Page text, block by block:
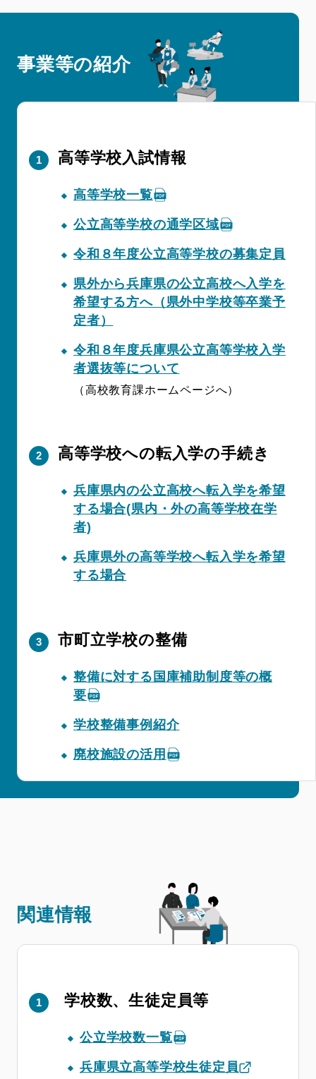
事業等の紹介
高等学校入試情報
高等学校一覧
公立高等学校の通学区域
令和８年度公立高等学校の募集定員
県外から兵庫県の公立高校へ入学を
希望する方へ（県外中学校等卒業予
定者）
令和８年度兵庫県公立高等学校入学
者選抜等について
（高校教育課ホームページへ）
高等学校への転入学の手続き
兵庫県内の公立高校へ転入学を希望
する場合(県内・外の高等学校在学
者)
兵庫県外の高等学校へ転入学を希望
する場合
市町立学校の整備
整備に対する国庫補助制度等の概
要
学校整備事例紹介
廃校施設の活用
関連情報
学校数、生徒定員等
公立学校数一覧
兵庫県立高等学校生徒定員